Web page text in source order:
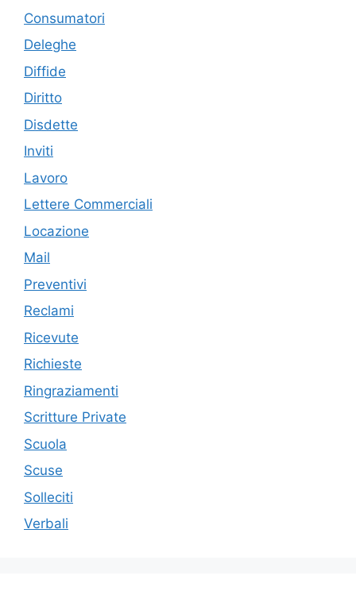
Consumatori
Deleghe
Diffide
Diritto
Disdette
Inviti
Lavoro
Lettere Commerciali
Locazione
Mail
Preventivi
Reclami
Ricevute
Richieste
Ringraziamenti
Scritture Private
Scuola
Scuse
Solleciti
Verbali